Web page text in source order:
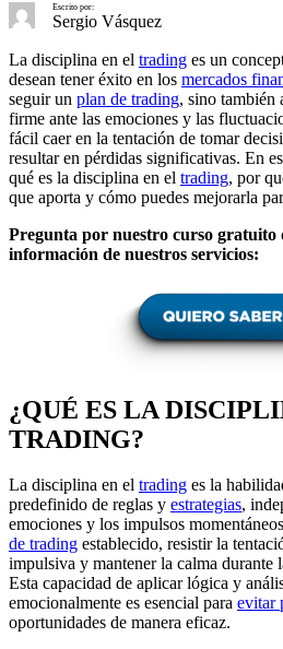
Escrito por:
Sergio Vásquez
La disciplina en el trading es un
desean tener éxito en los mercados
seguir un plan de trading, sino también
firme ante las emociones y las
fácil caer en la tentación de tomar
resultar en pérdidas significativas. En
qué es la disciplina en el trading, por
que aporta y cómo puedes mejorarla
Pregunta por nuestro curso gratuito
información de nuestros servicios:
¿QUÉ ES LA
TRADING?
La disciplina en el trading es la
predefinido de reglas y estrategias,
emociones y los impulsos
de trading establecido, resistir la
impulsiva y mantener la calma durante
Esta capacidad de aplicar lógica y
emocionalmente es esencial para evitar
oportunidades de manera eficaz.